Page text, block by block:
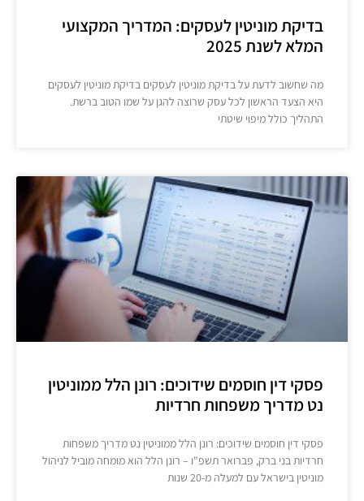
בדיקת מוניטין לעסקים: המדריך המקצועי
המלא לשנת 2025
מה שחשוב לדעת על בדיקת מוניטין לעסקים בדיקת מוניטין לעסקים
היא הצעד הראשון לכל עסק שרוצה להגן על שמו הטוב ברשת.
התהליך כולל מיפוי שיטתי
פסקי דין חוסמים שידוכים: רונן הלל ממוניטין
נט מדריך משפחות חרדיות
פסקי דין חוסמים שידוכים: רונן הלל ממוניטין נט מדריך משפחות
חרדיות בני ברק, פברואר תשפ"ו – רונן הלל הוא מומחה מוביל לניהול
מוניטין בישראל עם למעלה מ-20 שנות